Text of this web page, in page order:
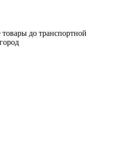
до транспортной